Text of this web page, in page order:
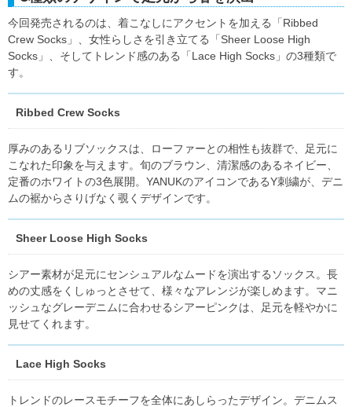
今回発売されるのは、着こなしにアクセントを加える「Ribbed
Crew Socks」、女性らしさを引き立てる「Sheer Loose High
Socks」、そしてトレンド感のある「Lace High Socks」の3種類で
す。
Ribbed Crew Socks
厚みのあるリブソックスは、ローファーとの相性も抜群で、足元に
こなれた印象を与えます。旬のブラウン、清潔感のあるネイビー、
定番のホワイトの3色展開。YANUKのアイコンであるY刺繍が、デニ
ムの裾からさりげなく覗くデザインです。
Sheer Loose High Socks
シアー素材が足元にセンシュアルなムードを演出するソックス。長
めの丈感をくしゅっとさせて、様々なアレンジが楽しめます。マニ
ッシュなグレーデニムに合わせるシアーピンクは、足元を軽やかに
見せてくれます。
Lace High Socks
トレンドのレースモチーフを全体にあしらったデザイン。デニムス